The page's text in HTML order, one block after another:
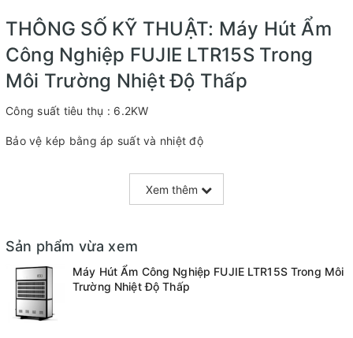
THÔNG SỐ KỸ THUẬT: Máy Hút Ẩm
Công Nghiệp FUJIE LTR15S Trong
Môi Trường Nhiệt Độ Thấp
Công suất tiêu thụ : 6.2KW
Bảo vệ kép bằng áp suất và nhiệt độ
Lưu lượng gió : 3600m³/h , tự động xả tuyết , điều khiển điện
tử , Cảm biến độ ẩm thương hiệu Shinyei theo công nghệ Nhật
Điều kiện hoạt động : 2℃-38℃ (thích hợp cho kho lạnh 2-8 ℃)
Chất làm lạnh : R22/R407CR410a
Kích thước máy (W x D x H ) : 1400*530*1850mm
Kích thước cả bao bì (W x D x H ) : 1500*650*2000mm
Xem thêm
Sản phẩm vừa xem
Máy Hút Ẩm Công Nghiệp FUJIE LTR15S Trong Môi
Trường Nhiệt Độ Thấp